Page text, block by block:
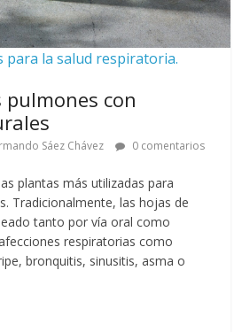
para la salud respiratoria.
pulmones con
Sáez Chávez 0 comentarios
plantas más utilizadas para
Tradicionalmente, las hojas de
tanto por vía oral como
respiratorias como
bronquitis, sinusitis, asma o